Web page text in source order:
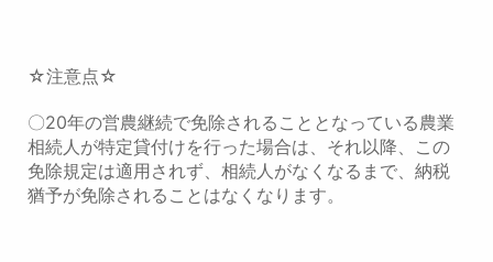
☆注意点☆
〇20年の営農継続で免除されることとなっている農業
相続人が特定貸付けを行った場合は、それ以降、この
免除規定は適用されず、相続人がなくなるまで、納税
猶予が免除されることはなくなります。